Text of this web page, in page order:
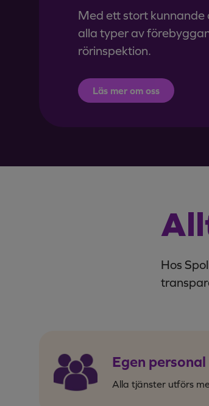
Med ett stort kunnande
alla typer av
rörinspektion.
Läs mer om oss
Hos
Egen personal
Alla tjänster utförs